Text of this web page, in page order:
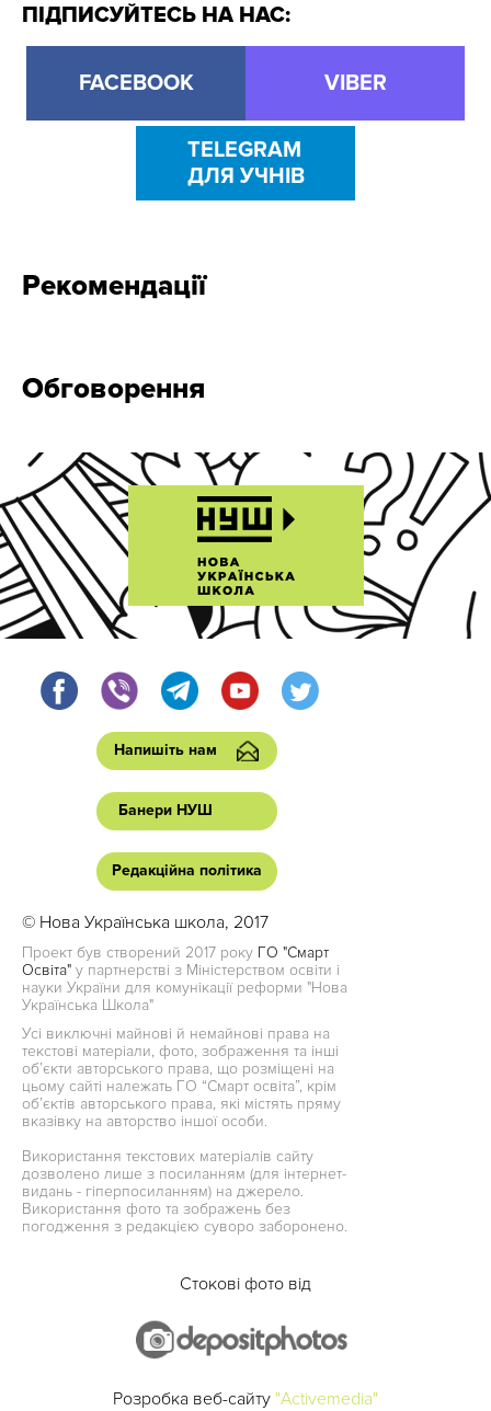
ПІДПИСУЙТЕСЬ НА НАС:
FACEBOOK VIBER
TELEGRAM
ДЛЯ УЧНІВ
Рекомендації
Обговорення
Напишіть нам
Банери НУШ
Редакційна політика
© Нова Українська школа, 2017
Проект був створений 2017 року ГО "Смарт
Освіта" у партнерстві з Міністерством освіти і
науки України для комунікації реформи "Нова
Українська Школа"
Усі виключні майнові й немайнові права на
текстові матеріали, фото, зображення та інші
об’єкти авторського права, що розміщені на
цьому сайті належать ГО “Смарт освіта”, крім
об’єктів авторського права, які містять пряму
вказівку на авторство іншої особи.
Використання текстових матеріалів сайту
дозволено лише з посиланням (для інтернет-
видань - гіперпосиланням) на джерело.
Використання фото та зображень без
погодження з редакцією суворо заборонено.
Стокові фото від
Розробка веб-сайту "Activemedia"